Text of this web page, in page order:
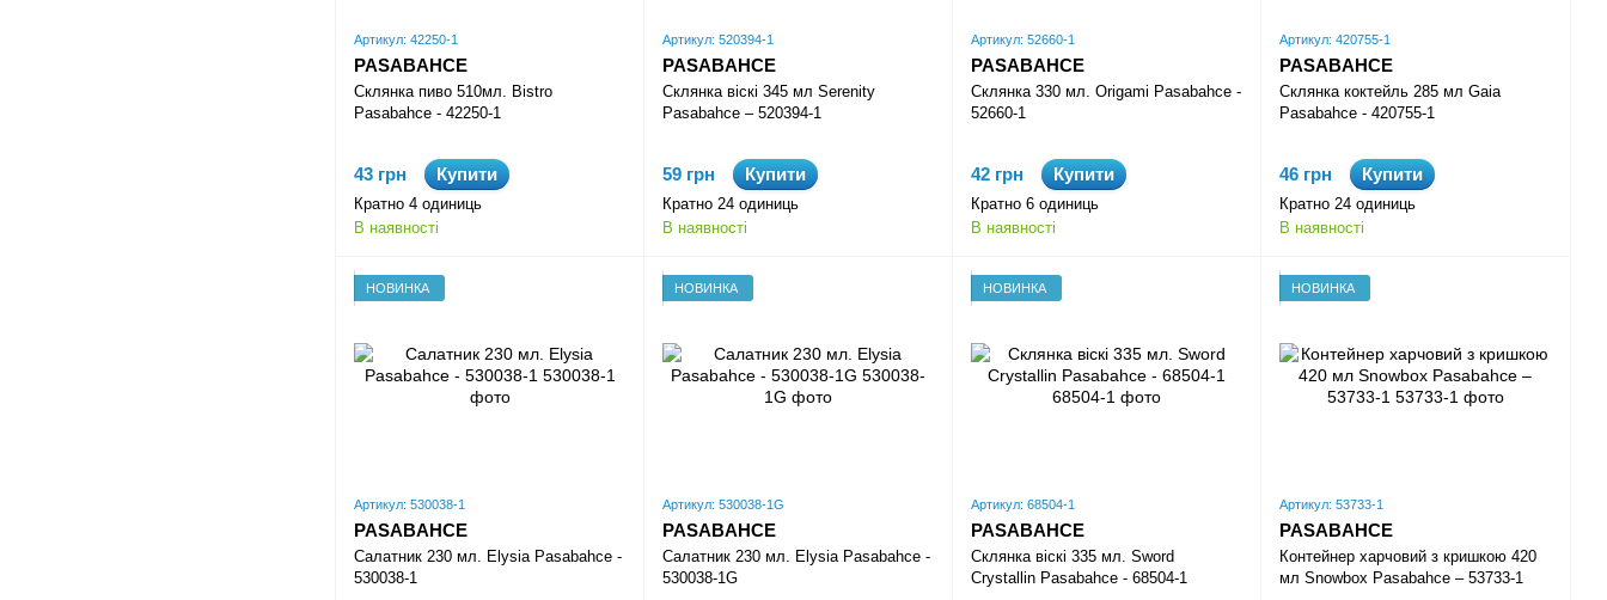
Артикул: 42250-1
PASABAHCE
Склянка пиво 510мл. Bistro
Pasabahce - 42250-1
43 грн Купити
Кратно 4 одиниць
В наявності
Артикул: 520394-1
PASABAHCE
Склянка віскі 345 мл Serenity
Pasabahce – 520394-1
59 грн Купити
Кратно 24 одиниць
В наявності
Артикул: 52660-1
PASABAHCE
Склянка 330 мл. Origami Pasabahce -
52660-1
42 грн Купити
Кратно 6 одиниць
В наявності
Артикул: 420755-1
PASABAHCE
Склянка коктейль 285 мл Gaia
Pasabahce - 420755-1
46 грн Купити
Кратно 24 одиниць
В наявності
НОВИНКА
Артикул: 530038-1
PASABAHCE
Салатник 230 мл. Elysia Pasabahce -
530038-1
НОВИНКА
Артикул: 530038-1G
PASABAHCE
Салатник 230 мл. Elysia Pasabahce -
530038-1G
НОВИНКА
Артикул: 68504-1
PASABAHCE
Склянка віскі 335 мл. Sword
Crystallin Pasabahce - 68504-1
НОВИНКА
Артикул: 53733-1
PASABAHCE
Контейнер харчовий з кришкою 420
мл Snowbox Pasabahce – 53733-1